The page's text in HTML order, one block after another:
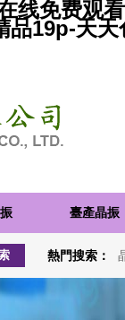
线免费观
品19p-天
臺產晶振
熱門搜索：